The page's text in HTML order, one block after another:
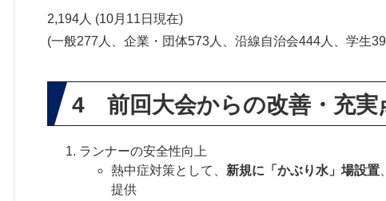
2,194人 (10月11日現在)
(一般277人、企業・団体573人、沿線自治会444人、学生
4 前回大会からの改善・充実
ランナーの安全性向上
熱中症対策として、 新規に「かぶり水」場設置
提供